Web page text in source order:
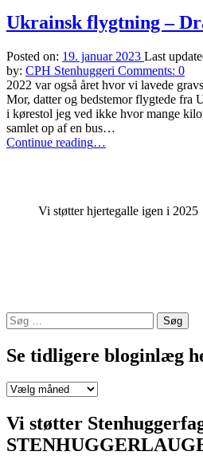
Ukrainsk flygtning –
Posted on: 19. januar 2023 Last
by: CPH Stenhuggeri Comments: 0
2022 var også året hvor vi lavede
Mor, datter og bedstemor flygtede fra
i kørestol jeg ved ikke hvor mange
samlet op af en bus…
Continue reading“Ukrainsk
…
Vi støtter hjertegalle igen i 2025
Søg
efter:
Se tidligere bloginlæg
Se
bloginlæg
her.
Vi støtter